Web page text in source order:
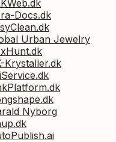
Docs.dk
Urban Jewelry
Krystaller.dk
Nyborg